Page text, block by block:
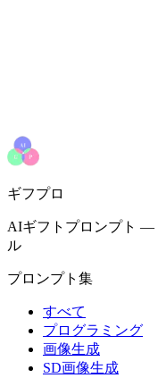
ギフプロ
AIギフトプロンプト —
ル
プロンプト集
すべて
プログラミング
画像生成
SD画像生成